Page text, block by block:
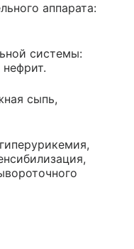
аппарата:
системы:
сыпь,